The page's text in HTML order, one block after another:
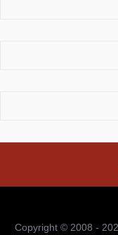
Copyright © 2008 -